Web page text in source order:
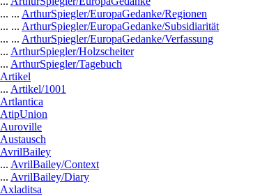
... ... ArthurSpiegler/EuropaGedanke/Regionen
... ... ArthurSpiegler/EuropaGedanke/Subsidiarität
... ... ArthurSpiegler/EuropaGedanke/Verfassung
... ArthurSpiegler/Holzscheiter
... ArthurSpiegler/Tagebuch
Artikel
... Artikel/1001
Artlantica
AtipUnion
Auroville
Austausch
AvrilBailey
... AvrilBailey/Context
... AvrilBailey/Diary
Axladitsa